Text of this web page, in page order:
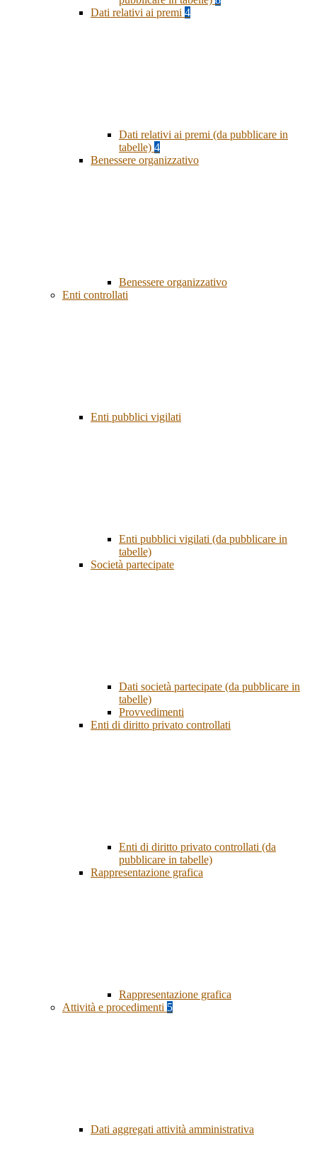
Dati relativi ai premi 4
Dati relativi ai premi (da pubblicare in
tabelle) 4
Benessere organizzativo
Benessere organizzativo
Enti controllati
Enti pubblici vigilati
Enti pubblici vigilati (da pubblicare in
tabelle)
Società partecipate
Dati società partecipate (da pubblicare in
tabelle)
Provvedimenti
Enti di diritto privato controllati
Enti di diritto privato controllati (da
pubblicare in tabelle)
Rappresentazione grafica
Rappresentazione grafica
Attività e procedimenti 5
Dati aggregati attività amministrativa